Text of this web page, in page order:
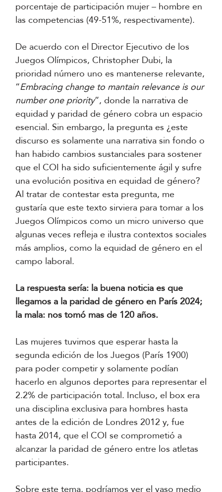
porcentaje de participación mujer – hombre en
las competencias (49-51%, respectivamente).
De acuerdo con el Director Ejecutivo de los
Juegos Olímpicos, Christopher Dubi, la
prioridad número uno es mantenerse relevante,
“Embracing change to mantain relevance is our
number one priority”, donde la narrativa de
equidad y paridad de género cobra un espacio
esencial. Sin embargo, la pregunta es ¿este
discurso es solamente una narrativa sin fondo o
han habido cambios sustanciales para sostener
que el COI ha sido suficientemente ágil y sufre
una evolución positiva en equidad de género?
Al tratar de contestar esta pregunta, me
gustaría que este texto sirviera para tomar a los
Juegos Olímpicos como un micro universo que
algunas veces refleja e ilustra contextos sociales
más amplios, como la equidad de género en el
campo laboral.
La respuesta sería: la buena noticia es que
llegamos a la paridad de género en París 2024;
la mala: nos tomó mas de 120 años.
Las mujeres tuvimos que esperar hasta la
segunda edición de los Juegos (París 1900)
para poder competir y solamente podían
hacerlo en algunos deportes para representar el
2.2% de participación total. Incluso, el box era
una disciplina exclusiva para hombres hasta
antes de la edición de Londres 2012 y, fue
hasta 2014, que el COI se comprometió a
alcanzar la paridad de género entre los atletas
participantes.
Sobre este tema, podríamos ver el vaso medio